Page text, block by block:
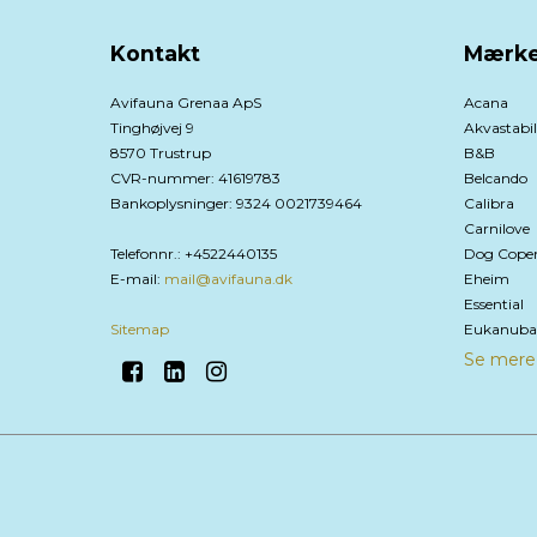
Kontakt
Avifauna Grenaa ApS
Tinghøjvej 9
8570 Trustrup
CVR-nummer: 41619783
Bankoplysninger: 9324 0021739464
Telefonnr.: +4522440135
E-mail: mail@avifauna.dk
Sitemap
Acana
Akvastabil
B&B
Belcando
Calibra
Carnilove
Dog
Eheim
Essential
Eukanuba
Se mere